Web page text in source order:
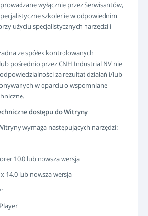
wyłącznie przez Serwisantów,
szkolenie w odpowiednim
użyciu specjalistycznych narzędzi i
ze spółek kontrolowanych
pośrednio przez CNH Industrial NV nie
za rezultat działań i/lub
w oparciu o wspomniane
dostępu do Witryny
wymaga następujących narzędzi:
10.0 lub nowsza wersja
14.0 lub nowsza wersja